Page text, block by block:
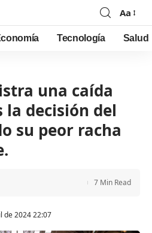
Font
Resizer
Aa
Tecnología Salud
una caída
la decisión del
su peor racha
de 2024 22:07
7 Min Read